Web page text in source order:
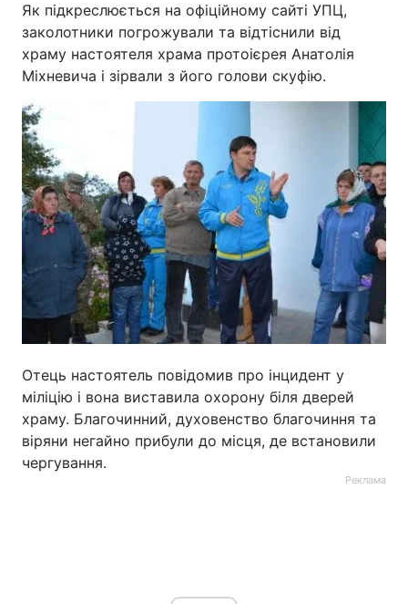
Як підкреслюється на офіційному сайті УПЦ,
заколотники погрожували та відтіснили від
храму настоятеля храма протоієрея Анатолія
Міхневича і зірвали з його голови скуфію.
Отець настоятель повідомив про інцидент у
міліцію і вона виставила охорону біля дверей
храму. Благочинний, духовенство благочиння та
віряни негайно прибули до місця, де встановили
чергування.
Реклама